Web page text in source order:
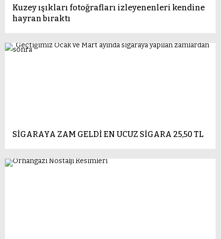
Kuzey ışıkları fotoğrafları izleyenenleri kendine
hayran bıraktı
SİGARAYA ZAM GELDİ EN UCUZ SİGARA 25,50 TL